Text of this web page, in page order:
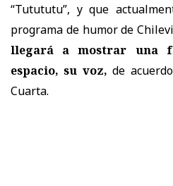
“Tutututu”, y que
programa de humor de
llegará a mostrar una
espacio, su voz,de
Cuarta.